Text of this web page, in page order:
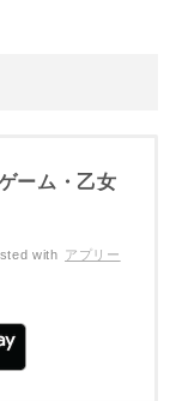
ーム・乙女
with アプリー